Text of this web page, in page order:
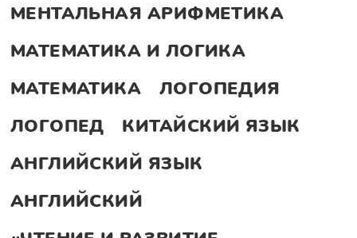
МЕНТАЛЬНАЯ АРИФМЕТИКА
МАТЕМАТИКА И ЛОГИКА
МАТЕМАТИКА
ЛОГОПЕДИЯ
ЛОГОПЕД
КИТАЙСКИЙ ЯЗЫК
АНГЛИЙСКИЙ ЯЗЫК
АНГЛИЙСКИЙ